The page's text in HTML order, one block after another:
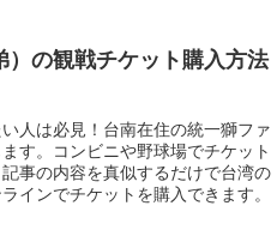
）の観戦チケット購入方法
人は必見！台南在住の統一獅ファ
す。コンビニや野球場でチケット
事の内容を真似するだけで台湾の
インでチケットを購入できます。